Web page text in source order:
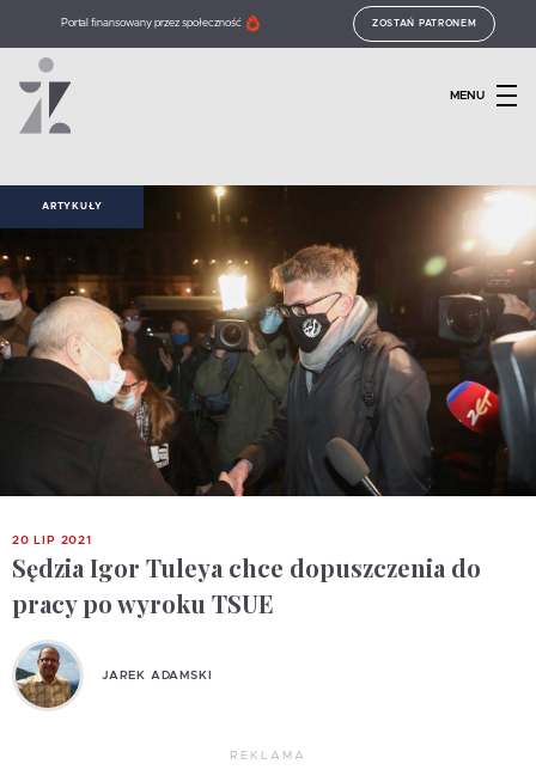
Portal finansowany przez społeczność ZOSTAŃ PATRONEM
MENU
ARTYKUŁY
20 LIP 2021
Sędzia Igor Tuleya chce dopuszczenia do
pracy po wyroku TSUE
JAREK ADAMSKI
REKLAMA